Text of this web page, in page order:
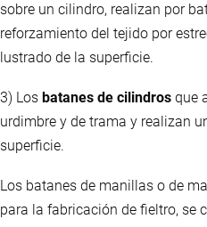
sobre un cilindro, realizan por
reforzamiento del tejido por
lustrado de la superficie.
3) Los batanes de cilindros que
urdimbre y de trama y realizan
superficie.
Los batanes de manillas o de
para la fabricación de fieltro, se